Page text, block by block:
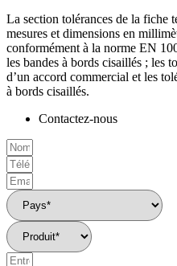
La section tolérances de la fiche
mesures et dimensions en
conformément à la norme EN
les bandes à bords cisaillés ; les
d’un accord commercial et les
à bords cisaillés.
Contactez-nous